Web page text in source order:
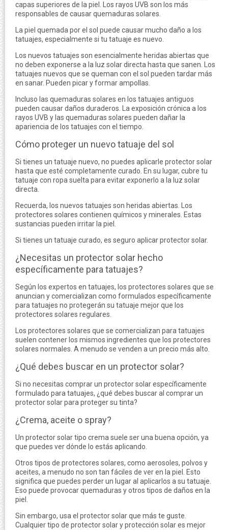
capas superiores de la piel. Los rayos UVB son los más
responsables de causar quemaduras solares.
La piel quemada por el sol puede causar mucho daño a los
tatuajes, especialmente si tu tatuaje es nuevo.
Los nuevos tatuajes son esencialmente heridas abiertas que
no deben exponerse a la luz solar directa hasta que sanen. Los
tatuajes nuevos que se queman con el sol pueden tardar más
en sanar. Pueden picar y formar ampollas.
Incluso las quemaduras solares en los tatuajes antiguos
pueden causar daños duraderos. La exposición crónica a los
rayos UVB y las quemaduras solares pueden dañar la
apariencia de los tatuajes con el tiempo.
Cómo proteger un nuevo tatuaje del sol
Si tienes un tatuaje nuevo, no puedes aplicarle protector solar
hasta que esté completamente curado. En su lugar, cubre tu
tatuaje con ropa suelta para evitar exponerlo a la luz solar
directa.
Recuerda, los nuevos tatuajes son heridas abiertas. Los
protectores solares contienen químicos y minerales. Estas
sustancias pueden irritar la piel.
Si tienes un tatuaje curado, es seguro aplicar protector solar.
¿Necesitas un protector solar hecho
específicamente para tatuajes?
Según los expertos en tatuajes, los protectores solares que se
anuncian y comercializan como formulados específicamente
para tatuajes no protegerán su tatuaje mejor que los
protectores solares regulares.
Los protectores solares que se comercializan para tatuajes
suelen contener los mismos ingredientes que los protectores
solares normales. A menudo se venden a un precio más alto.
¿Qué debes buscar en un protector solar?
Si no necesitas comprar un protector solar específicamente
formulado para tatuajes, ¿qué debes buscar al comprar un
protector solar para proteger su tinta?
¿Crema, aceite o spray?
Un protector solar tipo crema suele ser una buena opción, ya
que puedes ver dónde lo estás aplicando.
Otros tipos de protectores solares, como aerosoles, polvos y
aceites, a menudo no son tan fáciles de ver en la piel. Esto
significa que puedes perder un lugar al aplicarlos a su tatuaje.
Eso puede provocar quemaduras y otros tipos de daños en la
piel.
Sin embargo, usa el protector solar que más te guste.
Cualquier tipo de protector solar y protección solar es mejor